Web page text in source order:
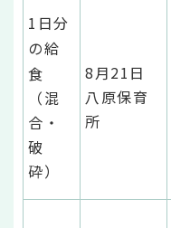
1日分
の給
食
（混
合・
破
砕）
8月21日
八原保育
所